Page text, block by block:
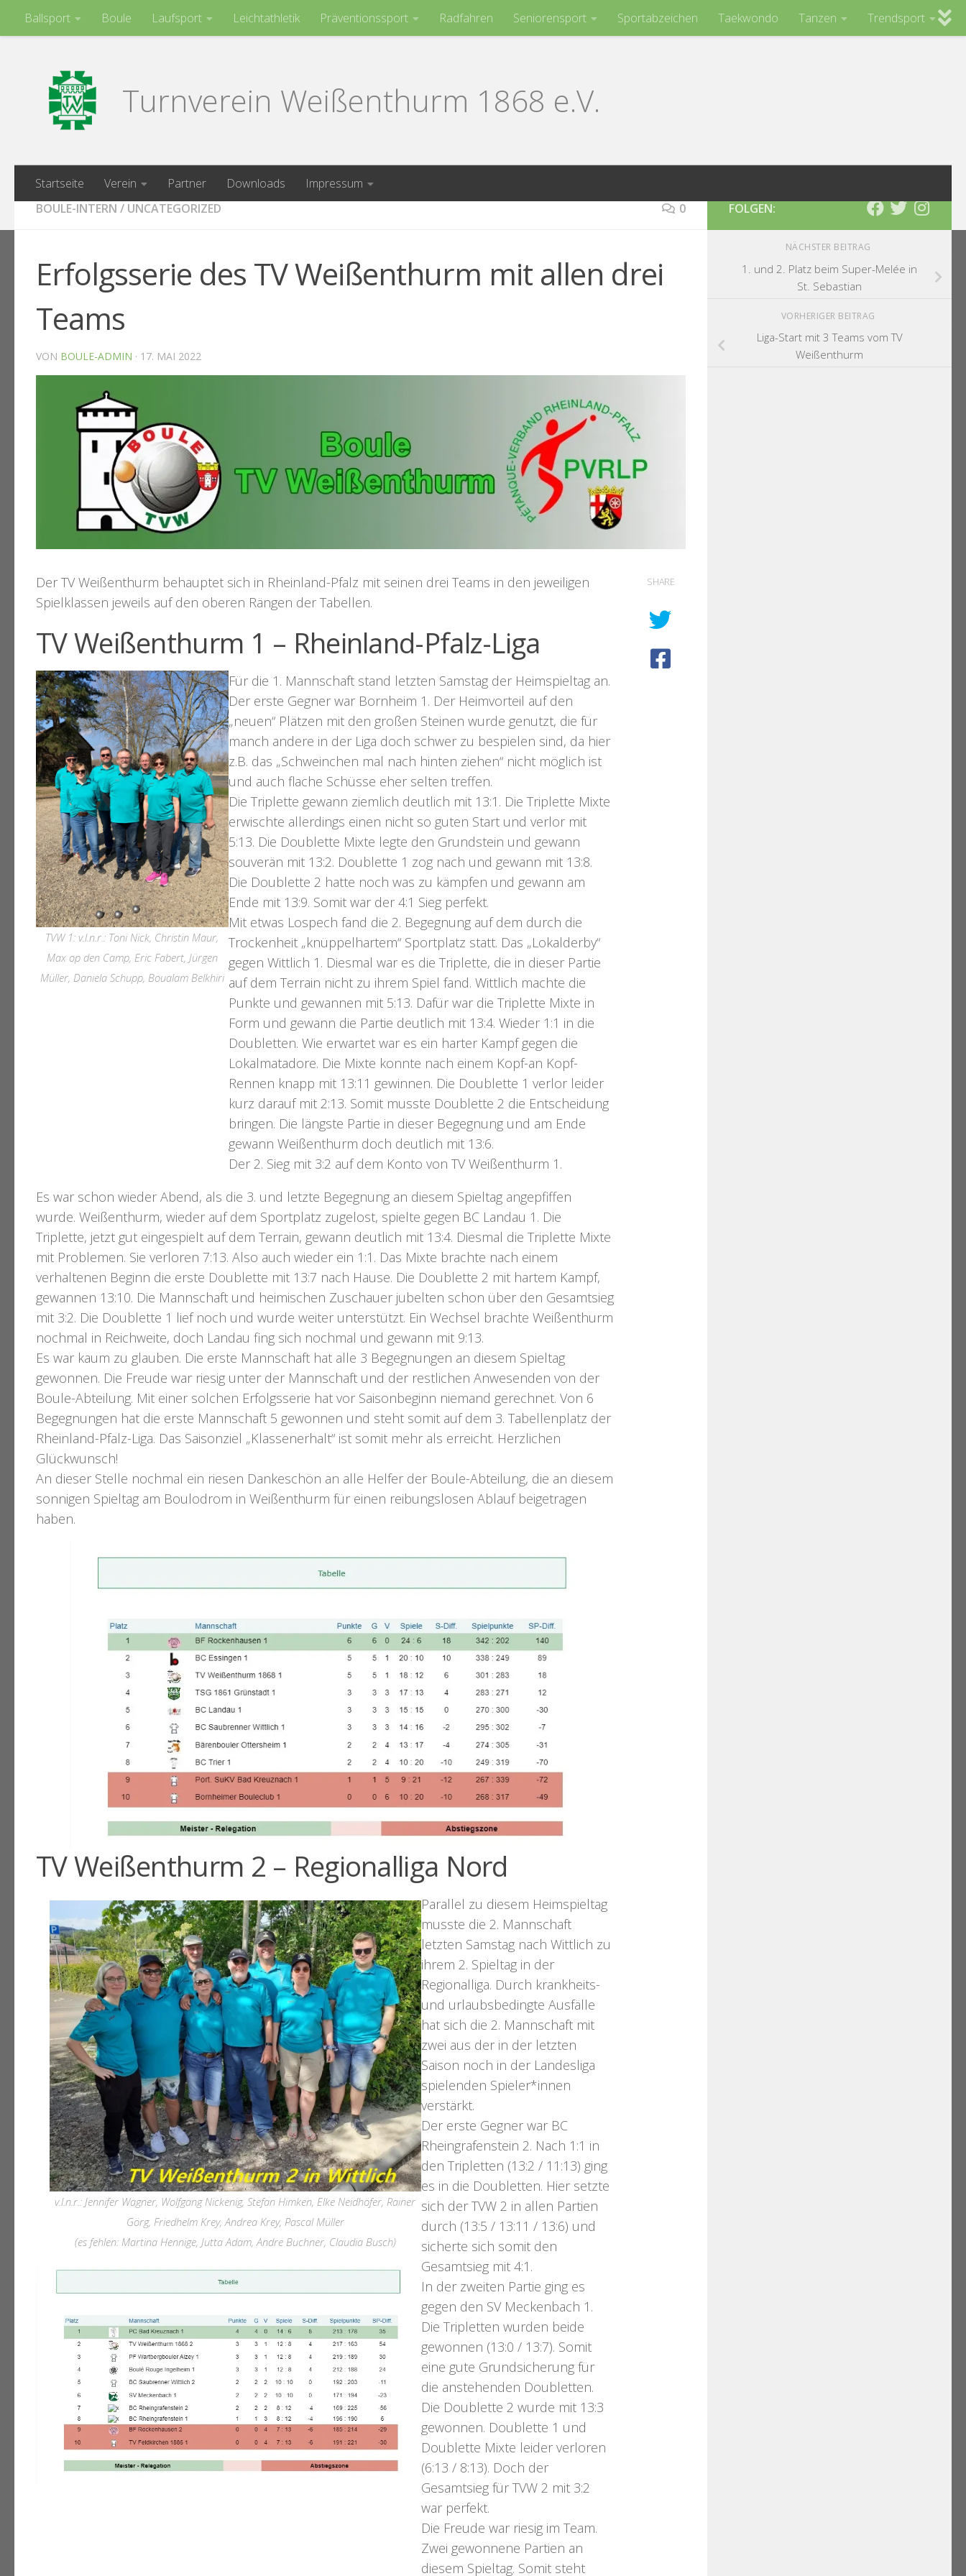
Zum Inhalt springen
Ballsport Boule Laufsport Leichtathletik Präventionssport Radfahren Seniorensport Sportabzeichen Taekwondo Tanzen Trendsport
Turnverein Weißenthurm 1868 e.V.
Startseite Verein Partner Downloads
Impressum
BOULE-INTERN / UNCATEGORIZED 0
Erfolgsserie des TV Weißenthurm mit allen drei
Teams
VON BOULE-ADMIN · 17. MAI 2022
Der TV Weißenthurm behauptet sich in Rheinland-Pfalz mit seinen drei Teams in den jeweiligen
Spielklassen jeweils auf den oberen Rängen der Tabellen.
TV Weißenthurm 1 – Rheinland-Pfalz-Liga
TVW 1: v.l.n.r.: Toni Nick, Christin Maur,
Max op den Camp, Eric Fabert, Jürgen
Müller, Daniela Schupp, Boualam Belkhiri
Für die 1. Mannschaft stand letzten Samstag der Heimspieltag an.
Der erste Gegner war Bornheim 1. Der Heimvorteil auf den
„neuen“ Plätzen mit den großen Steinen wurde genutzt, die für
manch andere in der Liga doch schwer zu bespielen sind, da hier
z.B. das „Schweinchen mal nach hinten ziehen“ nicht möglich ist
und auch flache Schüsse eher selten treffen.
Die Triplette gewann ziemlich deutlich mit 13:1. Die Triplette Mixte
erwischte allerdings einen nicht so guten Start und verlor mit
5:13. Die Doublette Mixte legte den Grundstein und gewann
souverän mit 13:2. Doublette 1 zog nach und gewann mit 13:8.
Die Doublette 2 hatte noch was zu kämpfen und gewann am
Ende mit 13:9. Somit war der 4:1 Sieg perfekt.
Mit etwas Lospech fand die 2. Begegnung auf dem durch die
Trockenheit „knüppelhartem“ Sportplatz statt. Das „Lokalderby“
gegen Wittlich 1. Diesmal war es die Triplette, die in dieser Partie
auf dem Terrain nicht zu ihrem Spiel fand. Wittlich machte die
Punkte und gewannen mit 5:13. Dafür war die Triplette Mixte in
Form und gewann die Partie deutlich mit 13:4. Wieder 1:1 in die
Doubletten. Wie erwartet war es ein harter Kampf gegen die
Lokalmatadore. Die Mixte konnte nach einem Kopf-an Kopf-
Rennen knapp mit 13:11 gewinnen. Die Doublette 1 verlor leider
kurz darauf mit 2:13. Somit musste Doublette 2 die Entscheidung
bringen. Die längste Partie in dieser Begegnung und am Ende
gewann Weißenthurm doch deutlich mit 13:6.
Der 2. Sieg mit 3:2 auf dem Konto von TV Weißenthurm 1.
Es war schon wieder Abend, als die 3. und letzte Begegnung an diesem Spieltag angepfiffen
wurde. Weißenthurm, wieder auf dem Sportplatz zugelost, spielte gegen BC Landau 1. Die
Triplette, jetzt gut eingespielt auf dem Terrain, gewann deutlich mit 13:4. Diesmal die Triplette Mixte
mit Problemen. Sie verloren 7:13. Also auch wieder ein 1:1. Das Mixte brachte nach einem
verhaltenen Beginn die erste Doublette mit 13:7 nach Hause. Die Doublette 2 mit hartem Kampf,
gewannen 13:10. Die Mannschaft und heimischen Zuschauer jubelten schon über den Gesamtsieg
mit 3:2. Die Doublette 1 lief noch und wurde weiter unterstützt. Ein Wechsel brachte Weißenthurm
nochmal in Reichweite, doch Landau fing sich nochmal und gewann mit 9:13.
Es war kaum zu glauben. Die erste Mannschaft hat alle 3 Begegnungen an diesem Spieltag
gewonnen. Die Freude war riesig unter der Mannschaft und der restlichen Anwesenden von der
Boule-Abteilung. Mit einer solchen Erfolgsserie hat vor Saisonbeginn niemand gerechnet. Von 6
Begegnungen hat die erste Mannschaft 5 gewonnen und steht somit auf dem 3. Tabellenplatz der
Rheinland-Pfalz-Liga. Das Saisonziel „Klassenerhalt“ ist somit mehr als erreicht. Herzlichen
Glückwunsch!
An dieser Stelle nochmal ein riesen Dankeschön an alle Helfer der Boule-Abteilung, die an diesem
sonnigen Spieltag am Boulodrom in Weißenthurm für einen reibungslosen Ablauf beigetragen
haben.
TV Weißenthurm 2 – Regionalliga Nord
v.l.n.r.: Jennifer Wagner, Wolfgang Nickenig, Stefan Himken, Elke Neidhöfer, Rainer
Görg, Friedhelm Krey, Andrea Krey, Pascal Müller
(es fehlen: Martina Hennige, Jutta Adam, Andre Buchner, Claudia Busch)
Parallel zu diesem Heimspieltag
musste die 2. Mannschaft
letzten Samstag nach Wittlich zu
ihrem 2. Spieltag in der
Regionalliga. Durch krankheits-
und urlaubsbedingte Ausfälle
hat sich die 2. Mannschaft mit
zwei aus der in der letzten
Saison noch in der Landesliga
spielenden Spieler*innen
verstärkt.
Der erste Gegner war BC
Rheingrafenstein 2. Nach 1:1 in
den Tripletten (13:2 / 11:13) ging
es in die Doubletten. Hier setzte
sich der TVW 2 in allen Partien
durch (13:5 / 13:11 / 13:6) und
sicherte sich somit den
Gesamtsieg mit 4:1.
In der zweiten Partie ging es
gegen den SV Meckenbach 1.
Die Tripletten wurden beide
gewonnen (13:0 / 13:7). Somit
eine gute Grundsicherung für
die anstehenden Doubletten.
Die Doublette 2 wurde mit 13:3
gewonnen. Doublette 1 und
Doublette Mixte leider verloren
(6:13 / 8:13). Doch der
Gesamtsieg für TVW 2 mit 3:2
war perfekt.
Die Freude war riesig im Team.
Zwei gewonnene Partien an
diesem Spieltag. Somit steht
SHARE
FOLGEN:
NÄCHSTER BEITRAG
1. und 2. Platz beim Super-Melée in
St. Sebastian
VORHERIGER BEITRAG
Liga-Start mit 3 Teams vom TV
Weißenthurm